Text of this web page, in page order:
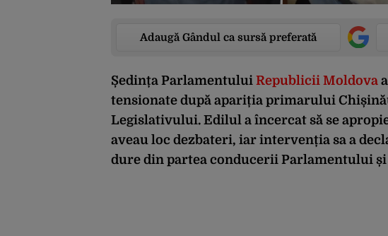
Adaugă Gândul ca sursă preferată
Ședința Parlamentului Republicii Moldova
tensionate după apariția primarului
Legislativului. Edilul a încercat să se
aveau loc dezbateri, iar intervenția sa a
dure din partea conducerii Parlamentului și